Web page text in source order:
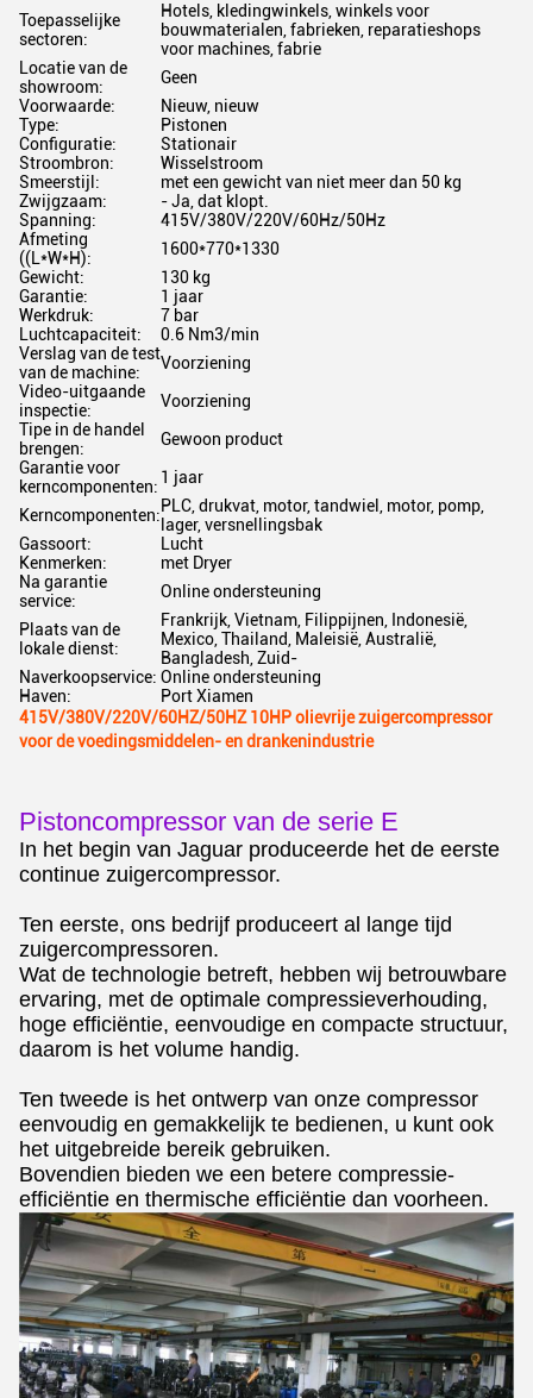
Toepasselijke
sectoren:
Hotels, kledingwinkels, winkels voor
bouwmaterialen, fabrieken, reparatieshops
voor machines, fabrie
Locatie van de
showroom:
Geen
Voorwaarde:
Nieuw, nieuw
Type:
Pistonen
Configuratie:
Stationair
Stroombron:
Wisselstroom
Smeerstijl:
met een gewicht van niet meer dan 50 kg
Zwijgzaam:
- Ja, dat klopt.
Spanning:
415V/380V/220V/60Hz/50Hz
Afmeting
((L*W*H):
1600*770*1330
Gewicht:
130 kg
Garantie:
1 jaar
Werkdruk:
7 bar
Luchtcapaciteit:
0.6 Nm3/min
Verslag van de test
van de machine:
Voorziening
Video-uitgaande
inspectie:
Voorziening
Tipe in de handel
brengen:
Gewoon product
Garantie voor
kerncomponenten: 1 jaar
Kerncomponenten:PLC, drukvat, motor, tandwiel, motor, pomp,
lager, versnellingsbak
Gassoort:
Lucht
Kenmerken:
met Dryer
Na garantie
service:
Online ondersteuning
Plaats van de
lokale dienst:
Frankrijk, Vietnam, Filippijnen, Indonesië,
Mexico, Thailand, Maleisië, Australië,
Bangladesh, Zuid-
Naverkoopservice: Online ondersteuning
Haven:
Port Xiamen
415V/380V/220V/60HZ/50HZ 10HP olievrije zuigercompressor
voor de voedingsmiddelen- en drankenindustrie
Pistoncompressor van de serie E
In het begin van Jaguar produceerde het de eerste
continue zuigercompressor.
Ten eerste, ons bedrijf produceert al lange tijd
zuigercompressoren.
Wat de technologie betreft, hebben wij betrouwbare
ervaring, met de optimale compressieverhouding,
hoge efficiëntie, eenvoudige en compacte structuur,
daarom is het volume handig.
Ten tweede is het ontwerp van onze compressor
eenvoudig en gemakkelijk te bedienen, u kunt ook
het uitgebreide bereik gebruiken.
Bovendien bieden we een betere compressie-
efficiëntie en thermische efficiëntie dan voorheen.